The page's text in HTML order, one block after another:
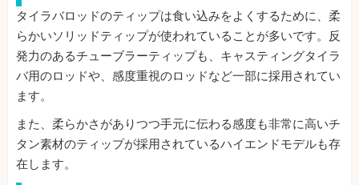
タイラバロッドのティップは食い込みをよくするために、柔
らかいソリッドティップが使われていることが多いです。反
発力のあるチューブラーティップも、キャスティングタイラ
バ用のロッドや、感度重視のロッドなど一部に採用されてい
ます。
また、柔らかさがありつつ手元に伝わる感度も非常に高いチ
タン素材のティップが採用されているハイエンドモデルも存
在します。